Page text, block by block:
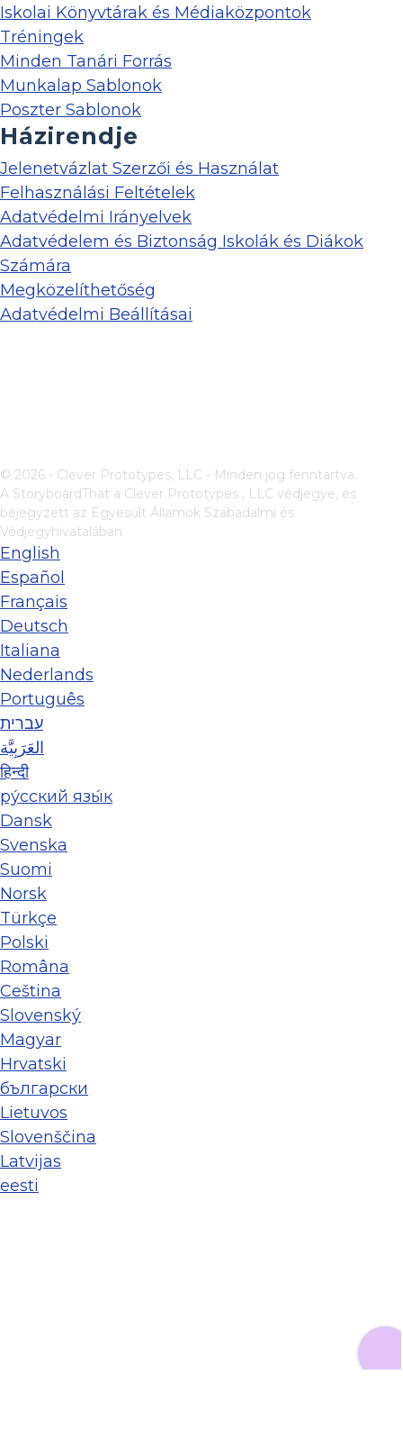
Iskolai Könyvtárak és Médiaközpontok
Tréningek
Minden Tanári Forrás
Munkalap Sablonok
Poszter Sablonok
Házirendje
Jelenetvázlat Szerzői és Használat
Felhasználási Feltételek
Adatvédelmi Irányelvek
Adatvédelem és Biztonság Iskolák és Diákok
Számára
Megközelíthetőség
Adatvédelmi Beállításai
© 2026 - Clever Prototypes, LLC - Minden jog fenntartva.
A StoryboardThat a Clever Prototypes , LLC védjegye, és
bejegyzett az Egyesült Államok Szabadalmi és
Védjegyhivatalában
English
Español
Français
Deutsch
Italiana
Nederlands
Português
עברית
العَرَبِيَّة
हिन्दी
ру́сский язы́к
Dansk
Svenska
Suomi
Norsk
Türkçe
Polski
Româna
Ceština
Slovenský
Magyar
Hrvatski
български
Lietuvos
Slovenščina
Latvijas
eesti